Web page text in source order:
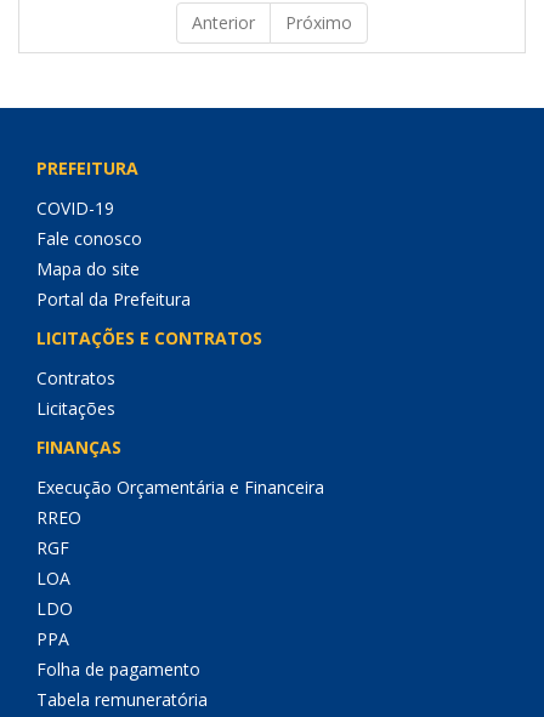
Anterior
Próximo
PREFEITURA
COVID-19
Fale conosco
Mapa do site
Portal da Prefeitura
LICITAÇÕES E CONTRATOS
Contratos
Licitações
FINANÇAS
Execução Orçamentária e Financeira
RREO
RGF
LOA
LDO
PPA
Folha de pagamento
Tabela remuneratória